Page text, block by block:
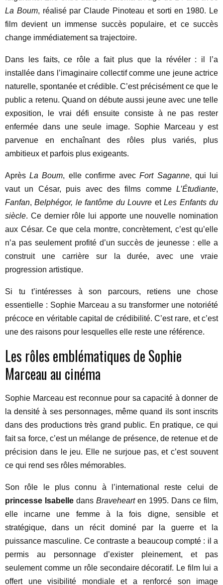
La Boum, réalisé par Claude Pinoteau et sorti en 1980. Le
film devient un immense succès populaire, et ce succès
change immédiatement sa trajectoire.
Dans les faits, ce rôle a fait plus que la révéler : il l’a
installée dans l’imaginaire collectif comme une jeune actrice
naturelle, spontanée et crédible. C’est précisément ce que le
public a retenu. Quand on débute aussi jeune avec une telle
exposition, le vrai défi ensuite consiste à ne pas rester
enfermée dans une seule image. Sophie Marceau y est
parvenue en enchaînant des rôles plus variés, plus
ambitieux et parfois plus exigeants.
AprèsLa Boum, elle confirme avecFort Saganne, qui lui
vaut un César, puis avec des films comme L’Étudiante,
Fanfan,Belphégor, le fantôme du Louvre etLes Enfants du
siècle. Ce dernier rôle lui apporte une nouvelle nomination
aux César. Ce que cela montre, concrètement, c’est qu’elle
n’a pas seulement profité d’un succès de jeunesse : elle a
construit une carrière sur la durée, avec une vraie
progression artistique.
Si tu t’intéresses à son parcours, retiens une chose
essentielle : Sophie Marceau a su transformer une notoriété
précoce en véritable capital de crédibilité. C’est rare, et c’est
une des raisons pour lesquelles elle reste une référence.
Les rôles emblématiques de Sophie
Marceau au cinéma
Sophie Marceau est reconnue pour sa capacité à donner de
la densité à ses personnages, même quand ils sont inscrits
dans des productions très grand public. En pratique, ce qui
fait sa force, c’est un mélange de présence, de retenue et de
précision dans le jeu. Elle ne surjoue pas, et c’est souvent
ce qui rend ses rôles mémorables.
Son rôle le plus connu à l’international reste celui de
princesse Isabelle dans Bravehearten 1995. Dans ce film,
elle incarne une femme à la fois digne, sensible et
stratégique, dans un récit dominé par la guerre et la
puissance masculine. Ce contraste a beaucoup compté : il a
permis au personnage d’exister pleinement, et pas
seulement comme un rôle secondaire décoratif. Le film lui a
offert une visibilité mondiale et a renforcé son image